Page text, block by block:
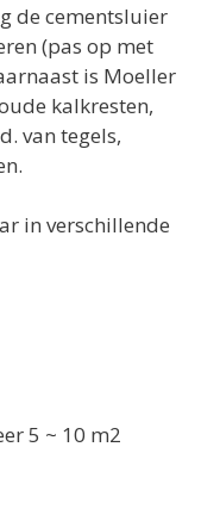
de cementsluier
(pas op met
is Moeller
kalkresten,
van tegels,
in verschillende
5 ~ 10 m2